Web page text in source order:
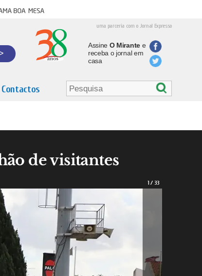
boa mesa
uma parceria com o Jornal Expresso
Assine O Mirantee
receba o jornal em
casa
Contactos
de visitantes
1/ 33